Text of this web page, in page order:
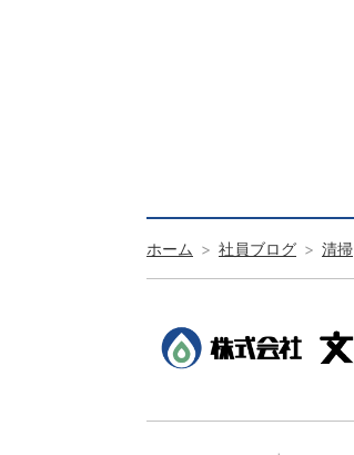
ホーム 社員ブログ 清掃